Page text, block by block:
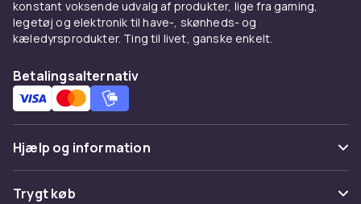
konstant voksende udvalg af produkter, lige fra gaming,
legetøj og elektronik til have-, skønheds- og
kæledyrsprodukter. Ting til livet, ganske enkelt.
Betalingsalternativ
Hjælp og information
Ofte stillede spørgsmål
Trygt køb